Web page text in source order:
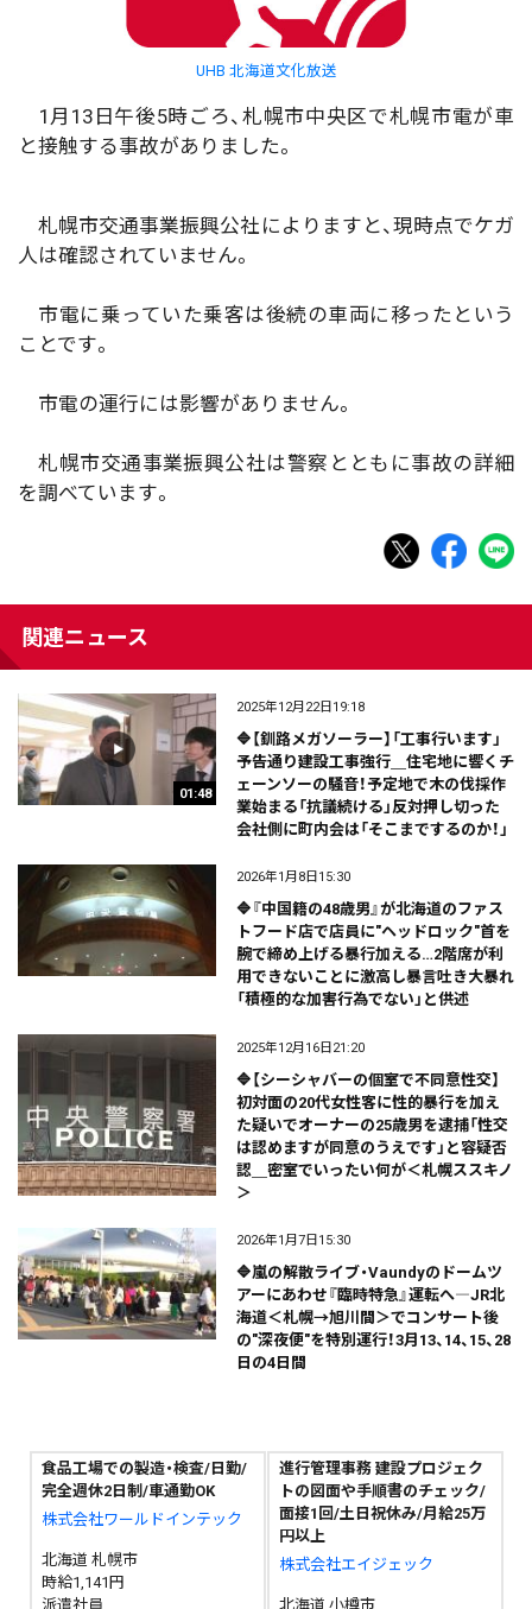
UHB 北海道文化放送
1月13日午後5時ごろ、札幌市中央区で札幌市電が車
と接触する事故がありました。
札幌市交通事業振興公社によりますと、現時点でケガ
人は確認されていません。
市電に乗っていた乗客は後続の車両に移ったという
ことです。
市電の運行には影響がありません。
札幌市交通事業振興公社は警察とともに事故の詳細
を調べています。
関連ニュース
01:48
2025年12月22日19:18
🔷【釧路メガソーラー】「工事行います」
予告通り建設工事強行＿住宅地に響くチ
ェーンソーの騒音！予定地で木の伐採作
業始まる「抗議続ける」反対押し切った
会社側に町内会は「そこまでするのか！」
2026年1月8日15:30
🔷『中国籍の48歳男』が北海道のファス
トフード店で店員に"ヘッドロック"首を
腕で締め上げる暴行加える…2階席が利
用できないことに激高し暴言吐き大暴れ
「積極的な加害行為でない」と供述
2025年12月16日21:20
🔷【シーシャバーの個室で不同意性交】
初対面の20代女性客に性的暴行を加え
た疑いでオーナーの25歳男を逮捕「性交
は認めますが同意のうえです」と容疑否
認＿密室でいったい何が＜札幌ススキノ
＞
2026年1月7日15:30
🔷嵐の解散ライブ・Vaundyのドームツ
アーにあわせ『臨時特急』運転へ―JR北
海道＜札幌→旭川間＞でコンサート後
の"深夜便"を特別運行！3月13、14、15、28
日の4日間
食品工場での製造・検査/日勤/
完全週休2日制/車通勤OK
株式会社ワールドインテック
北海道 札幌市
時給1,141円
派遣社員
進行管理事務 建設プロジェク
トの図面や手順書のチェック/
面接1回/土日祝休み/月給25万
円以上
株式会社エイジェック
北海道 小樽市